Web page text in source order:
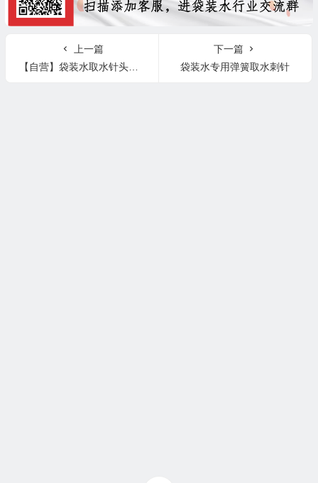
上一篇
【自营】袋装水取水针头，袋装水刺针（单买不发货）
下一篇
袋装水专用弹簧取水刺针